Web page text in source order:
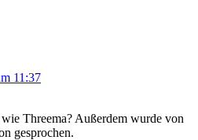
11:37
Threema? Außerdem wurde von
gesprochen.